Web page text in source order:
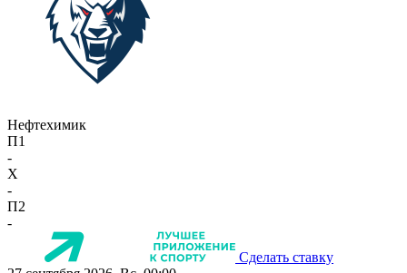
Нефтехимик
П1
-
X
-
П2
-
Сделать ставку